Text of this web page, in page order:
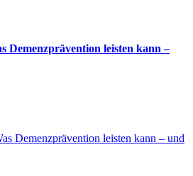
Demenzprävention leisten kann –